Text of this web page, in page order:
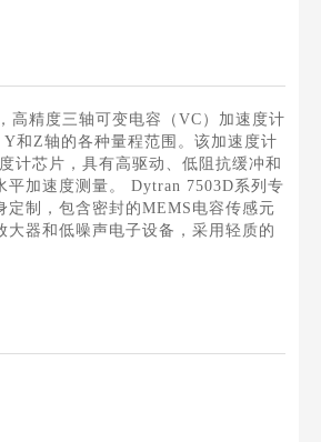
高精度三轴可变电容（VC）加速度计
和Z轴的各种量程范围。该加速度计
计芯片，具有高驱动、低阻抗缓冲和
平加速度测量。 Dytran 7503D系列专
定制，包含密封的MEMS电容传感元
大器和低噪声电子设备，采用轻质的